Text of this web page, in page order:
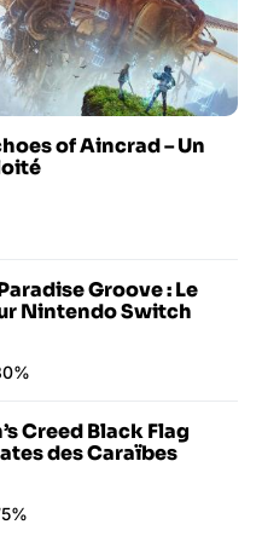
of Aincrad – Un
Groove : Le
Nintendo Switch
Creed Black Flag
des Caraïbes